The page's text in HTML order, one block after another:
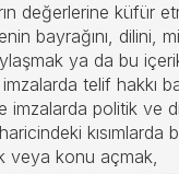
değerlerine küfür
bayrağını, dilini,
ya da bu
telif hakkı
imzalarda politik
kısımlarda
veya konu açmak,